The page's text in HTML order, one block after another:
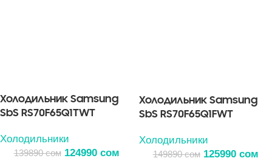
Холодильник Samsung
SbS RS70F65Q1TWT
Холодильники
139890сом 124990 сом
Холодильник Samsung
SbS RS70F65Q1FWT
Холодильники
149890сом 125990 сом